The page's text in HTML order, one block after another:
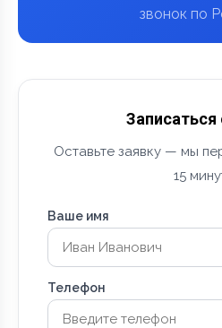
звонок по
Записаться
Оставьте заявку — мы
15
Ваше имя
Телефон